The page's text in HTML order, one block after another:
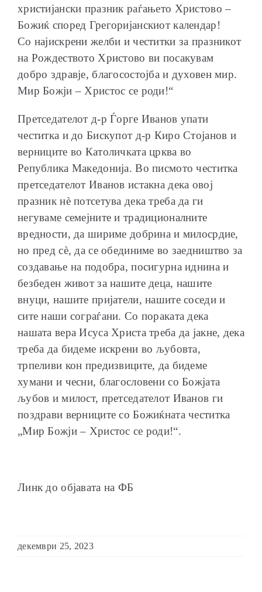
ПРМ 2009-2019
христијански празник раѓањето Христово –
Божиќ според Грегоријанскиот календар!
Со најискрени желби и честитки за празникот
на Рождеството Христово ви посакувам
добро здравје, благосостојба и духовен мир.
Мир Божји – Христос се роди!“
Претседателот д-р Ѓорге Иванов упати
честитка и до Бискупот д-р Киро Стојанов и
верниците во Католичката црква во
Република Македонија. Во писмото честитка
претседателот Иванов истакна дека овој
празник нѐ потсетува дека треба да ги
негуваме семејните и традиционалните
вредности, да шириме добрина и милосрдие,
но пред сѐ, да се обединиме во заедништво за
создавање на подобра, посигурна иднина и
безбеден живот за нашите деца, нашите
внуци, нашите пријатели, нашите соседи и
сите наши сограѓани. Со пораката дека
нашата вера Исуса Христа треба да јакне, дека
треба да бидеме искрени во љубовта,
трпеливи кон предизвиците, да бидеме
хумани и чесни, благословени со Божјата
љубов и милост, претседателот Иванов ги
поздрави верниците со Божиќната честитка
„Мир Божји – Христос се роди!“.
Линк до објавата на ФБ
декември 25, 2023